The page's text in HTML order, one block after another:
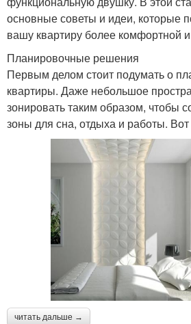
основные советы и идеи, которые
вашу квартиру более комфортной
Планировочные решения
Первым делом стоит подумать о
квартиры. Даже небольшое
зонировать таким образом, чтобы
зоны для сна, отдыха и работы. Вот
читать дальше →